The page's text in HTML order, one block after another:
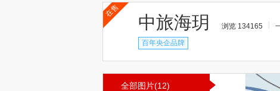
在售
中旅海玥 浏览 134165
百年央企品牌
全部图片(12)